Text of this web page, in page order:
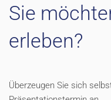
Sie
erleben?
Überzeugen Sie sich